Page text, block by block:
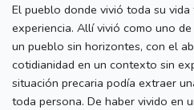
El pueblo donde vivió toda su
experiencia. Allí vivió como uno
un pueblo sin horizontes, con el
cotidianidad en un contexto sin
situación precaria podía extraer
toda persona. De haber vivido en